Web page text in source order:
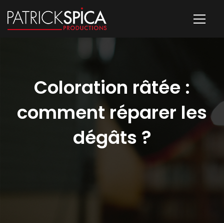
Coloration râtée :
comment réparer les
dégâts ?